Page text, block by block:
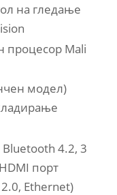
на гледање
процесор Mali
модел)
Bluetooth 4.2, 3
порт
Ethernet)